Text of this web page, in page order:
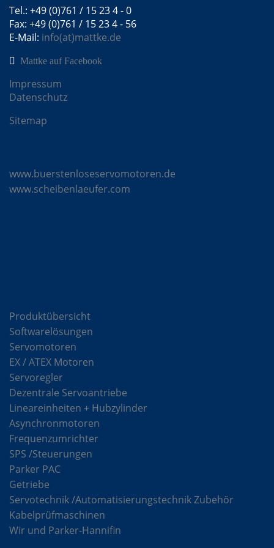
Tel.: +49 (0)761 / 15 23 4 - 0
Fax: +49 (0)761 / 15 23 4 - 56
E-Mail: info(at)mattke.de
Mattke auf Facebook
Impressum
Datenschutz
Sitemap
www.buerstenloseservomotoren.de
www.scheibenlaeufer.com
Produktübersicht
Softwarelösungen
Servomotoren
EX / ATEX Motoren
Servoregler
Dezentrale Servoantriebe
Lineareinheiten + Hubzylinder
Asynchronmotoren
Frequenzumrichter
SPS /Steuerungen
Parker PAC
Getriebe
Servotechnik /Automatisierungstechnik Zubehör
Kabelprüfmaschinen
Wir und Parker-Hannifin